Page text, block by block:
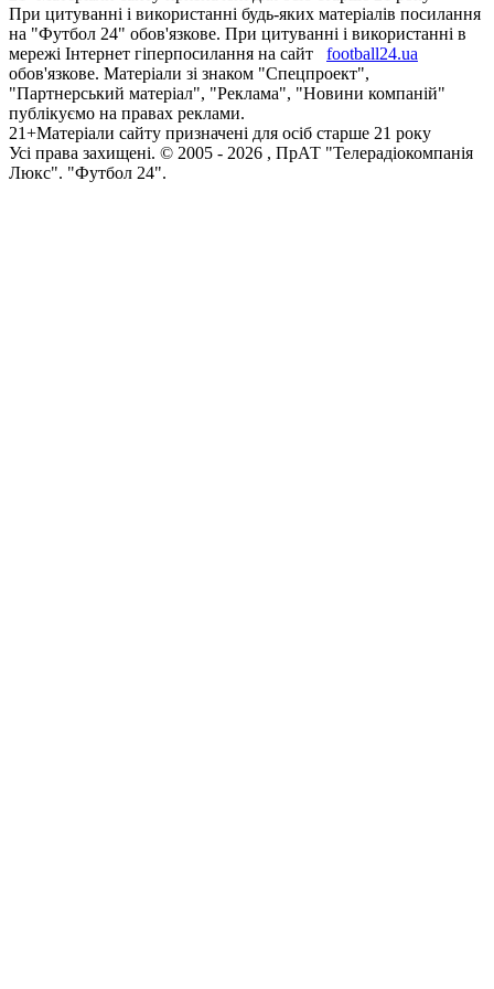
При цитуванні і використанні будь-яких матеріалів посилання
на "Футбол 24" обов'язкове. При цитуванні і використанні в
мережі Інтернет гіперпосилання на сайт
football24.ua
обов'язкове. Матеріали зі знаком "Спецпроект",
"Партнерський матеріал", "Реклама", "Новини компаній"
публікуємо на правах реклами.
21+Матеріали сайту призначені для осіб старше 21 року
Усi права захищенi. © 2005 - 2026 , ПрАТ "Телерадіокомпанія
Люкс". "Футбол 24".